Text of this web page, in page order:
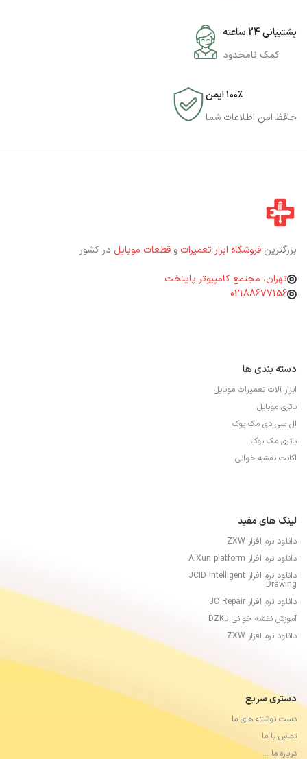
پشتیبانی 24 ساعته
کمک نامحدود
۱۰۰٪ ایمن
حافظ امن اطلاعات شما
بزرگترین فروشگاه ابزار تعمیرات و قطعات موبایل در کشور
تهران، مجتمع کامپیوتر پایتخت
02188677156
دسته بندی ها
ابزار آلات تعمیرات موبایل
باتری موبایل
ال سی دی مک بوک
باتری مک بوک
اکانت نقشه خوانی
لینک های مفید
دانلود نرم افزار ZXW
دانلود نرم افزار AiXun platform
دانلود نرم افزار JCID Intelligent
Drawing
دانلود نرم افزار JC Repair
آموزش نقشه خوانی DZKJ
دانلود نرم افزار ZXW
دستری سریع
دست نوشته های ما
تماس با ما
درباره ما …